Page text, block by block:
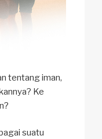
tentang iman,
Ke
suatu